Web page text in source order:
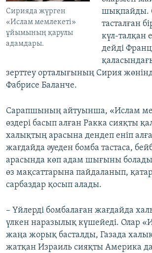
Сирияда жүрген
«Ислам мемлекеті»
ұйымының қарулы
адамдары.
шықпайды.
тасталған
күл-талқан
дейді
зерттеу орталығының Сирия
Фабрисе Баланче.
Сарапшының айтуынша, «Ислам
өздері басып алған Ракка сияқты
халықтың арасына дендеп еніп
жағдайда әуеден бомба тастаса,
арасында көп адам шығыны
өз мақсаттарына пайдаланып,
сарбаздар қосып алады.
– Үйлерді бомбалаған жағдайда
үлкен наразылық күшейеді. Олар
жаңа жорық басталды, Газада
жатқан Израиль сияқты Америка да